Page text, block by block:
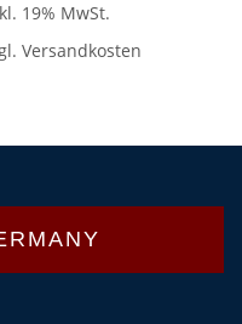
19% MwSt.
Versandkosten